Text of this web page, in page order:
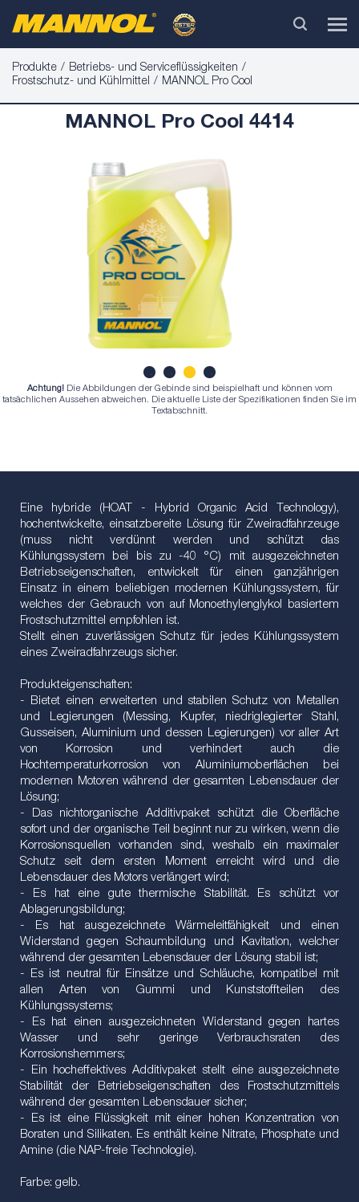
Produkte
Betriebs- und Serviceflüssigkeiten
Frostschutz- und Kühlmittel
MANNOL Pro Cool
MANNOL Pro Cool 4414
1 2 3
Achtung! Die Abbildungen der Gebinde sind beispielhaft und können vom
tatsächlichen Aussehen abweichen. Die aktuelle Liste der Spezifikationen finden Sie im
Textabschnitt.
Eine hybride (HOAT - Hybrid Organic Acid Technology),
hochentwickelte, einsatzbereite Lösung für Zweiradfahrzeuge
(muss nicht verdünnt werden und schützt das
Kühlungssystem bei bis zu -40 °С) mit ausgezeichneten
Betriebseigenschaften, entwickelt für einen ganzjährigen
Einsatz in einem beliebigen modernen Kühlungssystem, für
welches der Gebrauch von auf Monoethylenglykol basiertem
Frostschutzmittel empfohlen ist.
Stellt einen zuverlässigen Schutz für jedes Kühlungssystem
eines Zweiradfahrzeugs sicher.
Produkteigenschaften:
- Bietet einen erweiterten und stabilen Schutz von Metallen
und Legierungen (Messing, Kupfer, niedriglegierter Stahl,
Gusseisen, Aluminium und dessen Legierungen) vor aller Art
von Korrosion und verhindert auch die
Hochtemperaturkorrosion von Aluminiumoberflächen bei
modernen Motoren während der gesamten Lebensdauer der
Lösung;
- Das nichtorganische Additivpaket schützt die Oberfläche
sofort und der organische Teil beginnt nur zu wirken, wenn die
Korrosionsquellen vorhanden sind, weshalb ein maximaler
Schutz seit dem ersten Moment erreicht wird und die
Lebensdauer des Motors verlängert wird;
- Es hat eine gute thermische Stabilität. Es schützt vor
Ablagerungsbildung;
- Es hat ausgezeichnete Wärmeleitfähigkeit und einen
Widerstand gegen Schaumbildung und Kavitation, welcher
während der gesamten Lebensdauer der Lösung stabil ist;
- Es ist neutral für Einsätze und Schläuche, kompatibel mit
allen Arten von Gummi und Kunststoffteilen des
Kühlungssystems;
- Es hat einen ausgezeichneten Widerstand gegen hartes
Wasser und sehr geringe Verbrauchsraten des
Korrosionshemmers;
- Ein hocheffektives Additivpaket stellt eine ausgezeichnete
Stabilität der Betriebseigenschaften des Frostschutzmittels
während der gesamten Lebensdauer sicher;
- Es ist eine Flüssigkeit mit einer hohen Konzentration von
Boraten und Silikaten. Es enthält keine Nitrate, Phosphate und
Amine (die NAP-freie Technologie).
Farbe: gelb.